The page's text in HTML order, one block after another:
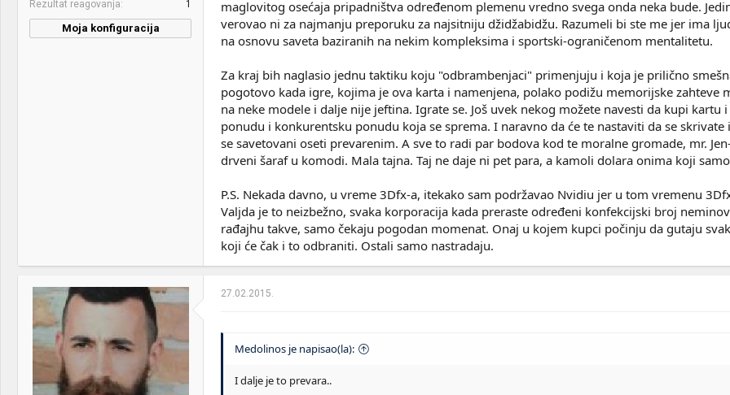
Sound: default
MASTERCASE H500 RGB
Logitech Hyperion + Natec
Win 11 x64 PRO Legalan
Rezultat reagovanja
1
Moja konfiguracija
maglovitog osećaja pripadništva određenom plemenu vredno svega onda neka bude.
verovao ni za najmanju preporuku za najsitniju džidžabidžu. Razumeli bi ste me jer ima
na osnovu saveta baziranih na nekim kompleksima i sportski-ograničenom mentalitetu.
Za kraj bih naglasio jednu taktiku koju "odbrambenjaci" primenjuju i koja je prilično
pogotovo kada igre, kojima je ova karta i namenjena, polako podižu memorijske zahteve
na neke modele i dalje nije jeftina. Igrate se. Još uvek nekog možete navesti da kupi
ponudu i konkurentsku ponudu koja se sprema. I naravno da će te nastaviti da se
se savetovani oseti prevarenim. A sve to radi par bodova kod te moralne gromade, mr.
drveni šaraf u komodi. Mala tajna. Taj ne daje ni pet para, a kamoli dolara onima koji
P.S. Nekada davno, u vreme 3Dfx-a, itekako sam podržavao Nvidiu jer u tom vremenu
Valjda je to neizbežno, svaka korporacija kada preraste određeni konfekcijski broj
rađajhu takve, samo čekaju pogodan momenat. Onaj u kojem kupci počinju da gutaju
koji će čak i to odbraniti. Ostali samo nastradaju.
27.02.2015.
Medolinos je napisao(la):
I dalje je to prevara..